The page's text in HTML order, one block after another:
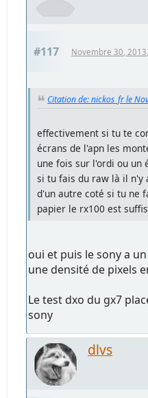
#117 Novembre 30,
Citation de: nickos_fr le
effectivement si tu te
écrans de l'apn les
une fois sur l'ordi ou un
si tu fais du raw là il n'y
d'un autre coté si tu ne
papier le rx100 est
oui et puis le sony a
une densité de pixels
Le test dxo du gx7
sony
dlvs